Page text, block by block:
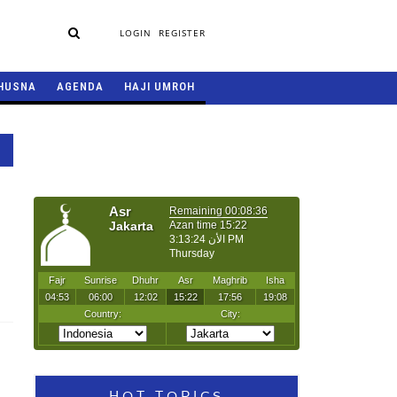
LOGIN REGISTER
AGENDA HAJI UMROH